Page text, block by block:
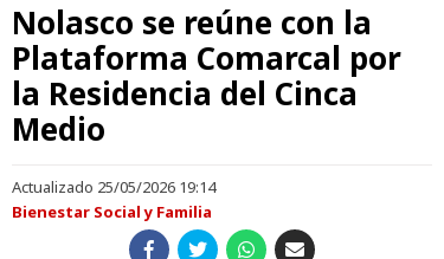
Nolasco se reúne con la
Plataforma Comarcal por
la Residencia del Cinca
Medio
Actualizado 25/05/2026 19:14
Bienestar Social y Familia